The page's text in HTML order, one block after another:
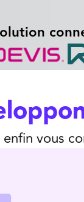
vous